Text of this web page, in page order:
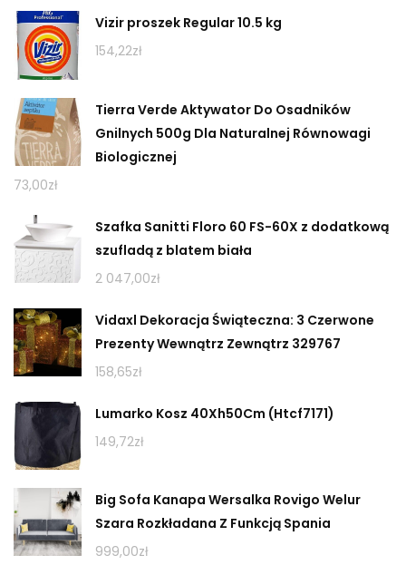
Vizir proszek Regular 10.5 kg
154,22zł
Tierra Verde Aktywator Do Osadników
Gnilnych 500g Dla Naturalnej Równowagi
Biologicznej
73,00zł
Szafka Sanitti Floro 60 FS-60X z dodatkową
szufladą z blatem biała
2 047,00zł
Vidaxl Dekoracja Świąteczna: 3 Czerwone
Prezenty Wewnątrz Zewnątrz 329767
158,65zł
Lumarko Kosz 40Xh50Cm (Htcf7171)
149,72zł
Big Sofa Kanapa Wersalka Rovigo Welur
Szara Rozkładana Z Funkcją Spania
999,00zł